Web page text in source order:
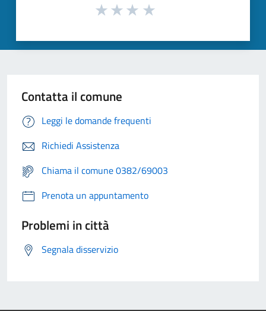
Contatta il comune
Leggi le domande frequenti
Richiedi Assistenza
Chiama il comune 0382/69003
Prenota un appuntamento
Problemi in città
Segnala disservizio